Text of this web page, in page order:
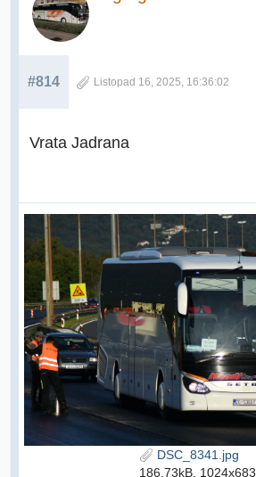
#814 Listopad 16, 2025, 16:36:02
Vrata Jadrana
DSC_8341.jpg
186.73kB, 1024x683